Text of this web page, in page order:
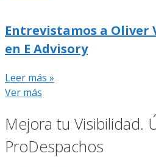
Entrevistamos a Oliver
en E Advisory
Leer más »
Ver más
Mejora tu Visibilidad.
ProDespachos